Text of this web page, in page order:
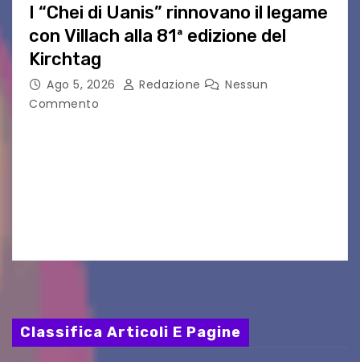
I “Chei di Uanis” rinnovano il legame
con Villach alla 81ª edizione del
Kirchtag
Ago 5, 2026 Redazione
Nessun
Commento
Classifica Articoli E Pagine